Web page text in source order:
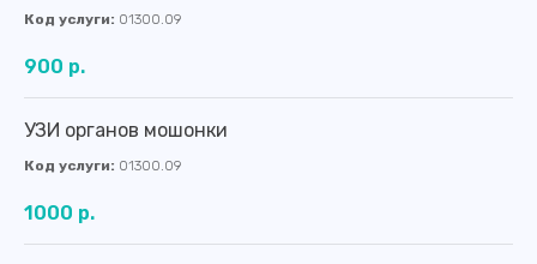
Код услуги: 01300.09
900 р.
УЗИ органов мошонки
Код услуги: 01300.09
1000 р.